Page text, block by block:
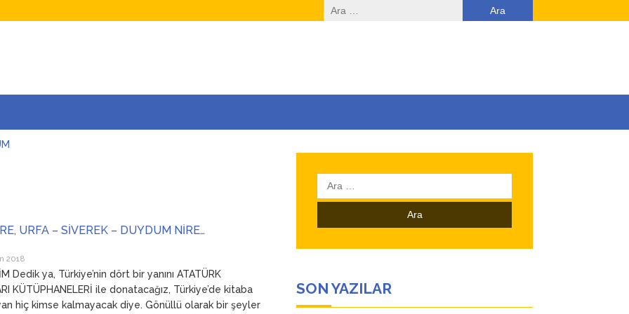
Arama:
URFA – SİVEREK – DUYDUM NİRE…
2018
Dedik ya, Türkiye’nin dört bir yanını ATATÜRK
KÜTÜPHANELERİ ile donatacağız, Türkiye’de kitaba
hiç kimse kalmayacak diye. Gönüllü olarak bir şeyler
Arama:
SON YAZILAR